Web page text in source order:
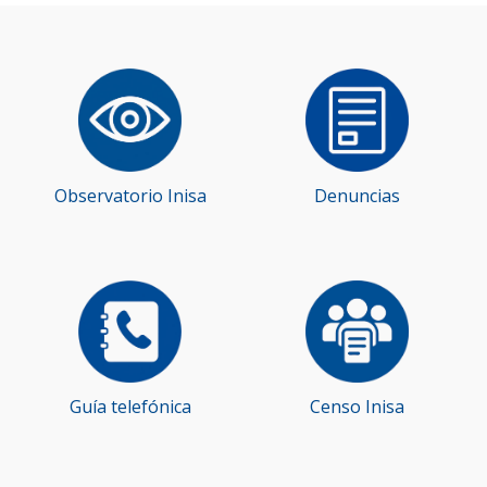
Observatorio Inisa Denuncias
Guía telefónica Censo Inisa